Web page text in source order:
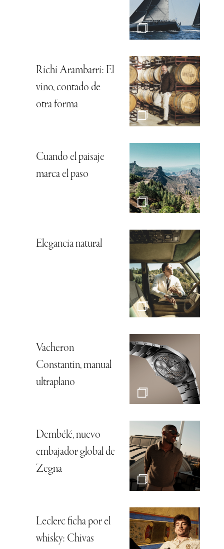
Richi Arambarri: El
vino, contado de
otra forma
Cuando el paisaje
marca el paso
Elegancia natural
Vacheron
Constantin, manual
ultraplano
Dembélé, nuevo
embajador global de
Zegna
Leclerc ficha por el
whisky: Chivas